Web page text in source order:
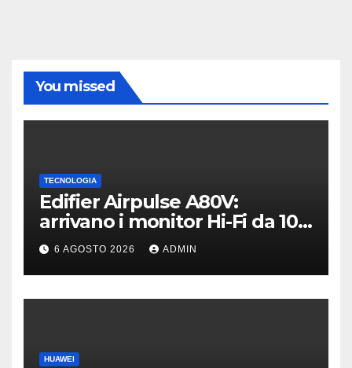
You missed
TECNOLOGIA
Edifier Airpulse A80V:
arrivano i monitor Hi-Fi da 100
W con USB Hi-Res
6 AGOSTO 2026 ADMIN
HUAWEI